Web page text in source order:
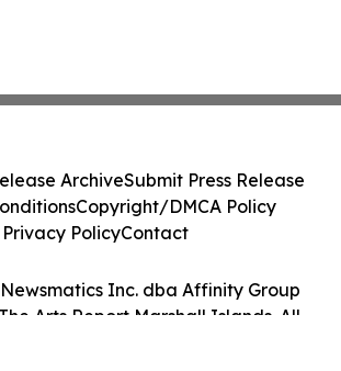
Inc. dba Affinity Group
Arts Report Marshall Islands. All
ArchiveSubmit Press Release
Copyright/DMCA Policy
Privacy PolicyContact